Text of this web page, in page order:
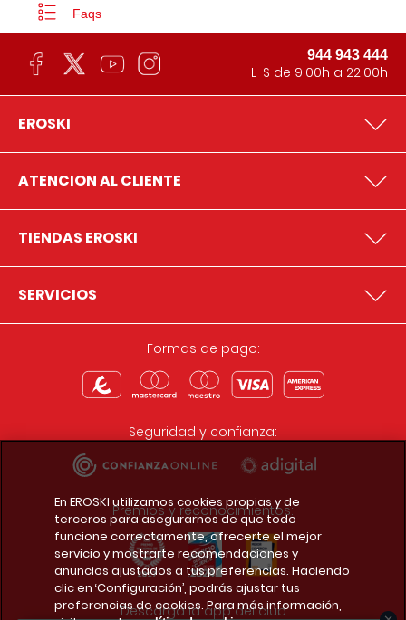
Faqs
944 943 444
L-S de 9:00h a 22:00h
EROSKI
ATENCION AL CLIENTE
TIENDAS EROSKI
SERVICIOS
Formas de pago:
Seguridad y confianza:
Premios y reconocimientos:
Descarga la app del club
En EROSKI utilizamos cookies propias y de
terceros para asegurarnos de que todo
funcione correctamente, ofrecerte el mejor
servicio y mostrarte recomendaciones y
anuncios ajustados a tus preferencias. Haciendo
clic en ‘Configuración’, podrás ajustar tus
preferencias de cookies. Para más información,